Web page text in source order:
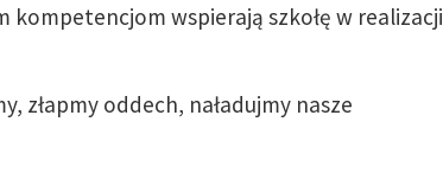
wspierają szkołę w realizacji
złapmy oddech, naładujmy nasze